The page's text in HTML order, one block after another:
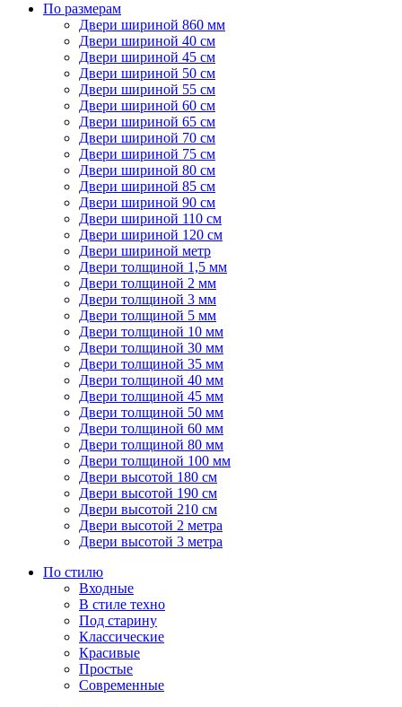
По размерам
Двери шириной 860 мм
Двери шириной 40 см
Двери шириной 45 см
Двери шириной 50 см
Двери шириной 55 см
Двери шириной 60 см
Двери шириной 65 см
Двери шириной 70 см
Двери шириной 75 см
Двери шириной 80 см
Двери шириной 85 см
Двери шириной 90 см
Двери шириной 110 см
Двери шириной 120 см
Двери шириной метр
Двери толщиной 1,5 мм
Двери толщиной 2 мм
Двери толщиной 3 мм
Двери толщиной 5 мм
Двери толщиной 10 мм
Двери толщиной 30 мм
Двери толщиной 35 мм
Двери толщиной 40 мм
Двери толщиной 45 мм
Двери толщиной 50 мм
Двери толщиной 60 мм
Двери толщиной 80 мм
Двери толщиной 100 мм
Двери высотой 180 см
Двери высотой 190 см
Двери высотой 210 см
Двери высотой 2 метра
Двери высотой 3 метра
По стилю
Входные
В стиле техно
Под старину
Классические
Красивые
Простые
Современные